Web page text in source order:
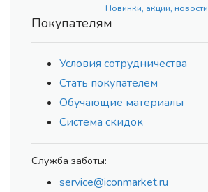
Новинки, акции, новости
Покупателям
Условия сотрудничества
Стать покупателем
Обучающие материалы
Система скидок
Служба заботы:
service@iconmarket.ru